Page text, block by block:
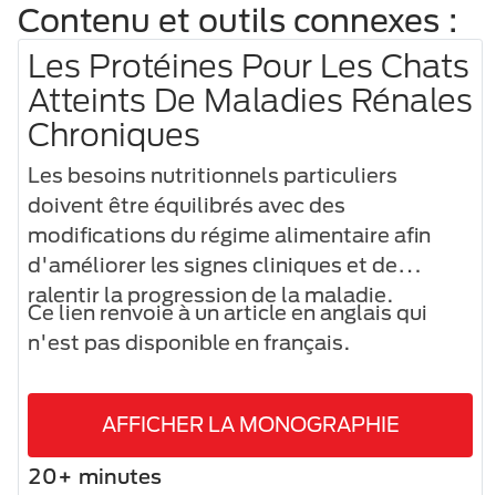
Contenu et outils connexes :
Les Protéines Pour Les Chats
Atteints De Maladies Rénales
Chroniques
Les besoins nutritionnels particuliers
doivent être équilibrés avec des
modifications du régime alimentaire afin
d'améliorer les signes cliniques et de
ralentir la progression de la maladie.
Ce lien renvoie à un article en anglais qui
n'est pas disponible en français.
AFFICHER LA MONOGRAPHIE
20+ minutes